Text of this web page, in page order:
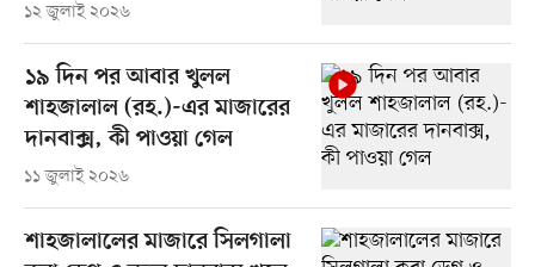
১২ জুলাই ২০২৬
১৯ দিন পর আবার খুলল
শাহজালাল (রহ.)-এর মাজারের
দানবাক্স, কী পাওয়া গেল
১১ জুলাই ২০২৬
শাহজালালের মাজারে সিলগালা